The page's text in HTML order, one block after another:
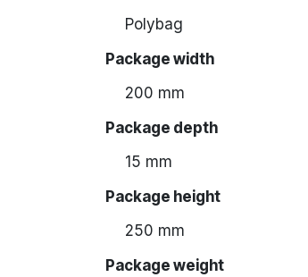
Polybag
Package width
200 mm
Package depth
15 mm
Package height
250 mm
Package weight